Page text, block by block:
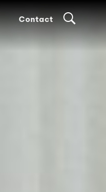
Contact